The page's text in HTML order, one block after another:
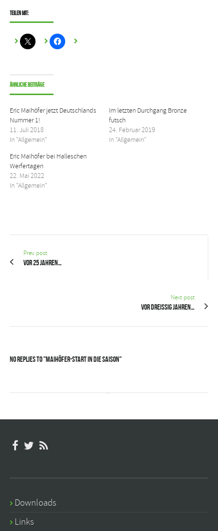
Teilen mit:
Ähnliche Beiträge
Eric Maihöfer jetzt Deutschlands
Nummer 1!
11. Juli 2018
In "Allgemein"
Im letzten Durchgang Bronze
futsch
24. Februar 2019
In "Allgemein"
Eric Maihöfer bei Halleschen
Werfertagen
22. Mai 2022
In "Allgemein"
Prev post
Vor 25 Jahren…
Next post
Vor dreißig Jahren…
No Replies to "Maihöfer-Start in die Saison"
Downloads
Links